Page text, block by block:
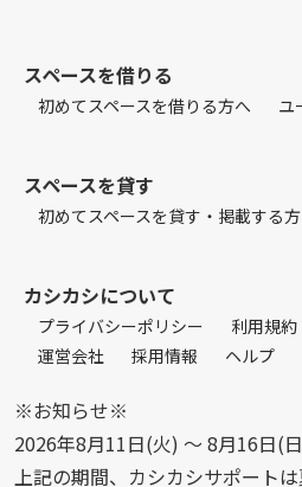
スペースを借りる
初めてスペースを借りる方へ ユ
スペースを貸す
初めてスペースを貸す・掲載する
カシカシについて
プライバシーポリシー 利用規約
運営会社
採用情報 ヘルプ
※お知らせ※
2026年8月11日(火) 〜 8月16日(
上記の期間、カシカシサポート